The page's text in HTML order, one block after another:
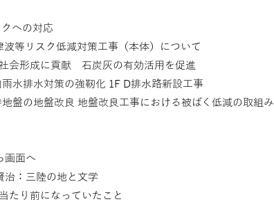
への対応
等リスク低減対策工事（本体）について
会形成に貢献 石炭灰の有効活用を促進
水排水対策の強靭化 1F D排水路新設工事
盤の地盤改良 地盤改良工事における被ばく低減の取組み
画面へ
治：三陸の地と文学
たり前になっていたこと